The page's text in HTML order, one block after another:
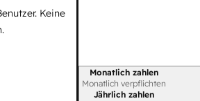
Keine
Abrechnungszeitraum
Monatlich zahlen
Monatlich verpflichten
Jährlich zahlen